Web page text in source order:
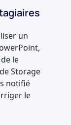
un
le
Storage
notifié
le